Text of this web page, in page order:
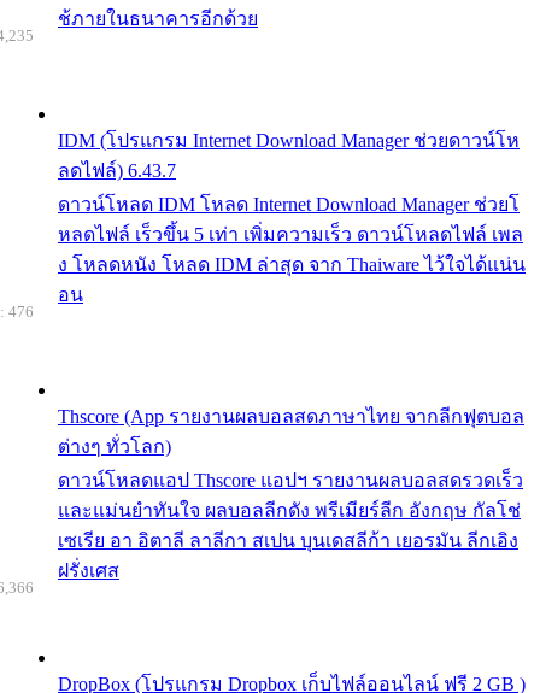
ช้ภายในธนาคารอีกด้วย
IDM (โปรแกรม Internet Download Manager ช่วยดาวน์โห
ลดไฟล์) 6.43.7
ดาวน์โหลด IDM โหลด Internet Download Manager ช่วยโ
หลดไฟล์ เร็วขึ้น 5 เท่า เพิ่มความเร็ว ดาวน์โหลดไฟล์ เพล
ง โหลดหนัง โหลด IDM ล่าสุด จาก Thaiware ไว้ใจได้แน่น
อน
Thscore (App รายงานผลบอลสดภาษาไทย จากลีกฟุตบอล
ต่างๆ ทั่วโลก)
ดาวน์โหลดแอป Thscore แอปฯ รายงานผลบอลสดรวดเร็ว
และแม่นยำทันใจ ผลบอลลีกดัง พรีเมียร์ลีก อังกฤษ กัลโช่
เซเรีย อา อิตาลี ลาลีกา สเปน บุนเดสลีก้า เยอรมัน ลีกเอิง
ฝรั่งเศส
476
DropBox (โปรแกรม Dropbox เก็บไฟล์ออนไลน์ ฟรี 2 GB )